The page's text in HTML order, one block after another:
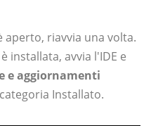
aperto, riavvia una volta.
installata, avvia l'IDE e
e aggiornamenti
Installato.